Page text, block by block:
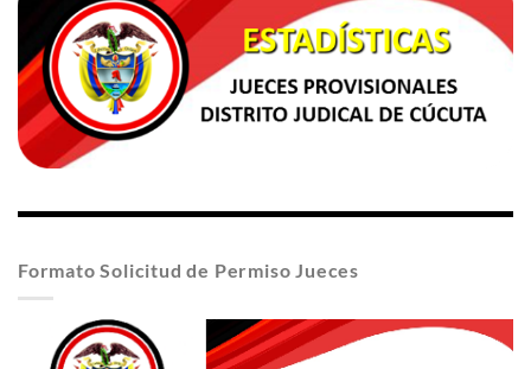
Formato Solicitud de Permiso Jueces